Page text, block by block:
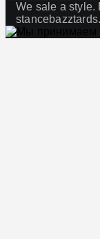
We sale a style.